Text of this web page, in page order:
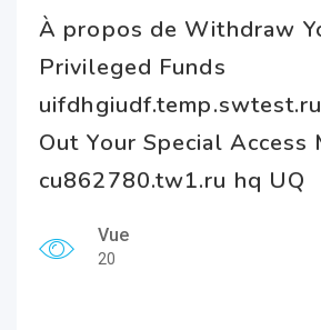
À propos de Withdraw
Privileged Funds
Out Your Special Access
cu862780.tw1.ru hq UQ
Vue
20